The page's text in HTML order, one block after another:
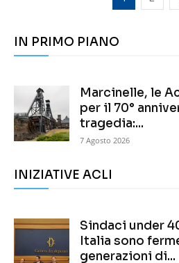
IN PRIMO PIANO
Marcinelle, le
per il 70°
tragedia:...
7 Agosto 2026
INIZIATIVE ACLI
Sindaci under
Italia sono
generazioni di...